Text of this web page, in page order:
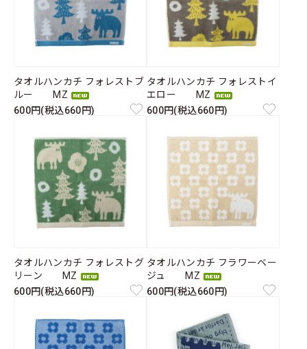
タオルハンカチ フォレストブ
ルー MZ
600円(税込660円)
タオルハンカチ フォレストイ
エロー MZ
600円(税込660円)
タオルハンカチ フォレストグ
リーン MZ
600円(税込660円)
タオルハンカチ フラワーベー
ジュ MZ
600円(税込660円)